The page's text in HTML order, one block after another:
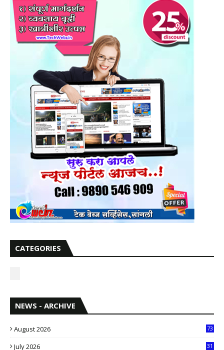
CATEGORIES
NEWS - ARCHIVE
August 2026 73
July 2026 31